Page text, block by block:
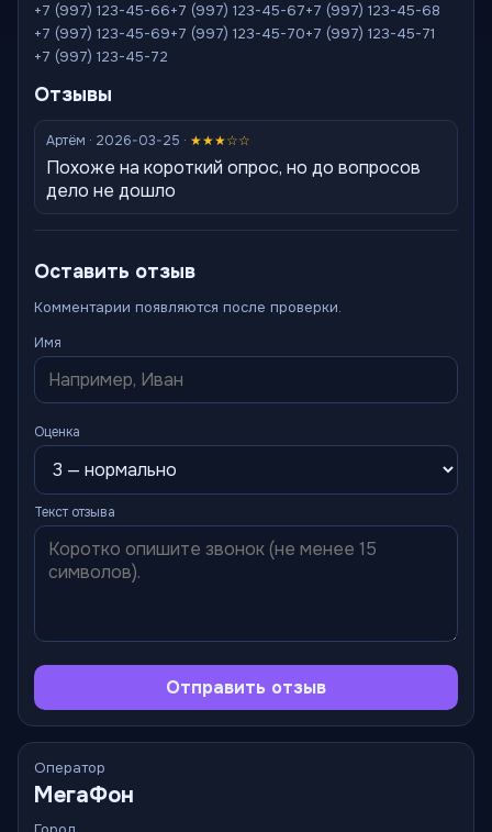
+7 (997) 123-45-66+7 (997) 123-45-67+7 (997) 123-45-68
+7 (997) 123-45-69+7 (997) 123-45-70+7 (997) 123-45-71
+7 (997) 123-45-72
Отзывы
Артём · 2026-03-25 · ★★★☆☆
Похоже на короткий опрос, но до вопросов
дело не дошло
Оставить отзыв
Комментарии появляются после проверки.
Имя
Оценка
Текст отзыва
Отправить отзыв
Оператор
МегаФон